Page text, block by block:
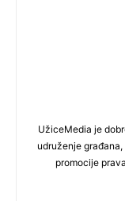
UžiceMedia je
udruženje
promocije